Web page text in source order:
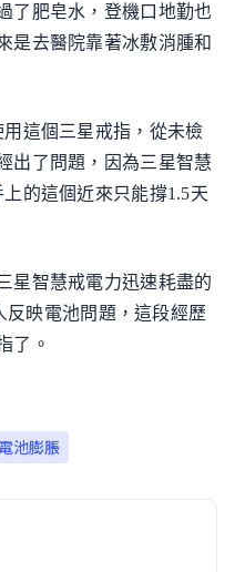
了肥皂水，登機口地勤也
是去醫院靠著冰敷消腫和
這個三星戒指，從未檢
出了問題，因為三星智慧
的這個近來只能撐1.5天
星智慧戒電力迅速耗盡的
反映電池問題，這段經歷
了。
電池膨脹